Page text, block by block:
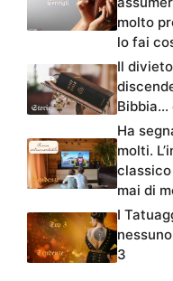
molto
lo fai
Il
Bibbia…
Ha
molti.
mai di
I
3